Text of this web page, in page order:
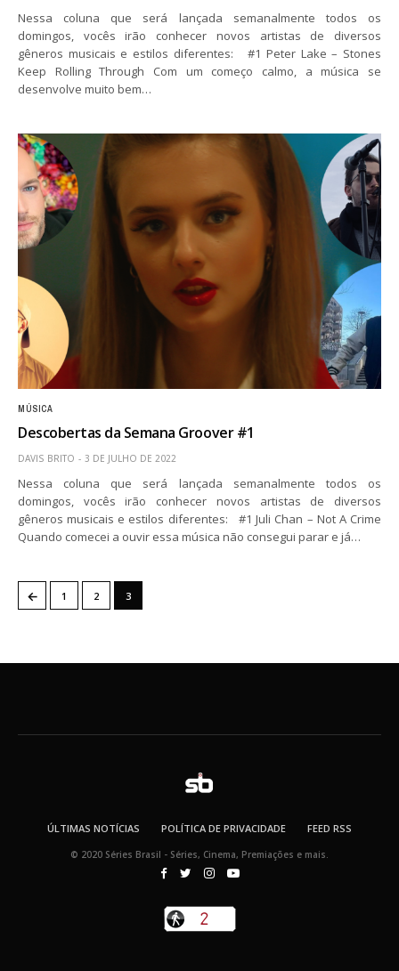
Nessa coluna que será lançada semanalmente todos os
domingos, vocês irão conhecer novos artistas de diversos
gêneros musicais e estilos diferentes: #1 Peter Lake – Stones
Keep Rolling Through Com um começo calmo, a música se
desenvolve muito bem…
MÚSICA
Descobertas da Semana Groover #1
DAVIS BRITO 3 DE JULHO DE 2022
Nessa coluna que será lançada semanalmente todos os
domingos, vocês irão conhecer novos artistas de diversos
gêneros musicais e estilos diferentes: #1 Juli Chan – Not A Crime
Quando comecei a ouvir essa música não consegui parar e já…
← 1 2 3
ÚLTIMAS NOTÍCIAS POLÍTICA DE PRIVACIDADE FEED RSS
© 2020 Séries Brasil - Séries, Cinema, Premiações e mais.